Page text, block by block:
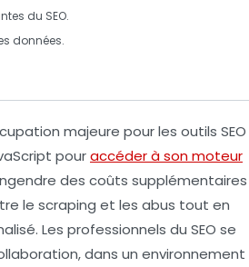
du SEO.
données.
majeure pour les outils SEO
pouraccéder à son moteur
des coûts supplémentaires
le scraping et les abus tout en
Les professionnels du SEO se
dans un environnement